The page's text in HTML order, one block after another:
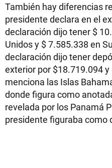
También hay diferencias
presidente declara en el
declaración dijo tener $
Unidos y $ 7.585.338 en
declaración dijo tener
exterior por $18.719.094
menciona las Islas
donde figura como
revelada por los Panamá
presidente figuraba como